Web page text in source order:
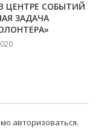
ЦЕНТРЕ СОБЫТИЙ
ЗАДАЧА
авторизоваться.